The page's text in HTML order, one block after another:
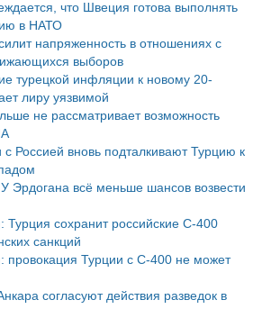
что Швеция готова выполнять
в НАТО
напряженность в отношениях с
выборов
турецкой инфляции к новому 20-
лиру уязвимой
не рассматривает возможность
с Россией вновь подталкивают Турцию к
Эрдогана всё меньше шансов возвести
Турция сохранит российские С-400
санкций
провокация Турции с С-400 не может
согласуют действия разведок в